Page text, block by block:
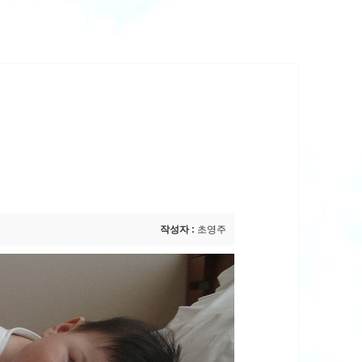
작성자 : 초영주